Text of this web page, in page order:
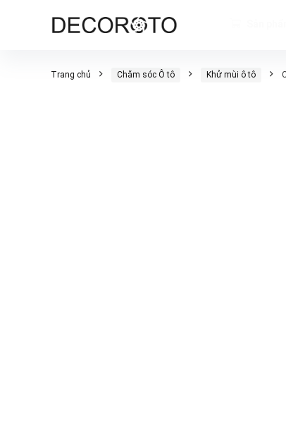
Trang chủ Chăm sóc Ô tô Khử mùi ô tô